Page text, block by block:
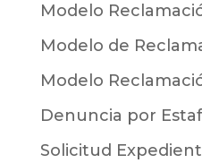
Modelo
Modelo de
Modelo
Denuncia por
Solicitud